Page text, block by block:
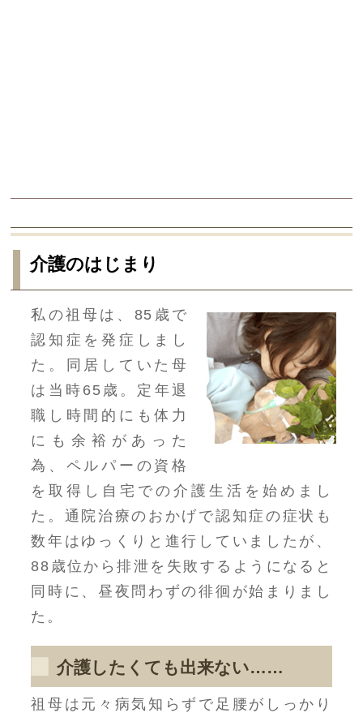
介護のはじまり
私の祖母は、85歳で
認知症を発症しまし
た。同居していた母
は当時65歳。定年退
職し時間的にも体力
にも余裕があった
為、ペルパーの資格
を取得し自宅での介護生活を始めまし
た。通院治療のおかげで認知症の症状も
数年はゆっくりと進行していましたが、
88歳位から排泄を失敗するようになると
同時に、昼夜問わずの徘徊が始まりまし
た。
介護したくても出来ない……
祖母は元々病気知らずで足腰がしっかり